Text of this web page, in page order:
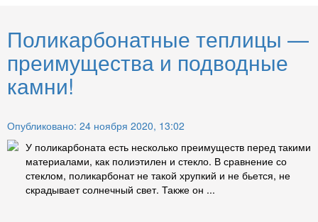
Поликарбонатные теплицы —
преимущества и подводные
камни!
Опубликовано: 24 ноября 2020, 13:02
У поликарбоната есть несколько преимуществ перед такими
материалами, как полиэтилен и стекло. В сравнение со
стеклом, поликарбонат не такой хрупкий и не бьется, не
скрадывает солнечный свет. Также он ...